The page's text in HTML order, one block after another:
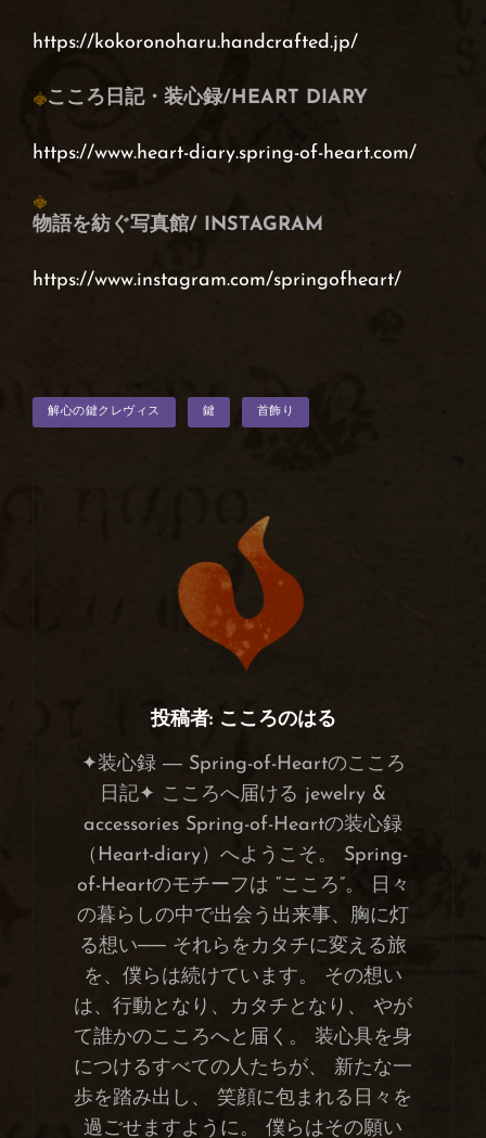
https://kokoronoharu.handcrafted.jp/
こころ日記・装心録/HEART DIARY
https://www.heart-diary.spring-of-heart.com/
物語を紡ぐ写真館/ INSTAGRAM
https://www.instagram.com/springofheart/
解心の鍵クレヴィス 鍵 首飾り
投稿者:こころのはる
✦装心録 ― Spring-of-Heartのこころ
日記✦ こころへ届ける jewelry &
accessories Spring-of-Heartの装心録
（Heart-diary）へようこそ。 Spring-
of-Heartのモチーフは “こころ”。 日々
の暮らしの中で出会う出来事、胸に灯
る想い── それらをカタチに変える旅
を、僕らは続けています。 その想い
は、行動となり、カタチとなり、 やが
て誰かのこころへと届く。 装心具を身
につけるすべての人たちが、 新たな一
歩を踏み出し、 笑顔に包まれる日々を
過ごせますように。 僕らはその願い